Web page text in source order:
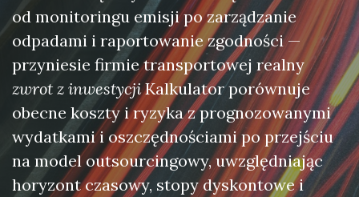
od monitoringu emisji po zarządzanie
odpadami i raportowanie zgodności —
przyniesie firmie transportowej realny
zwrot z inwestycjiKalkulator porównuje
obecne koszty i ryzyka z prognozowanymi
wydatkami i oszczędnościami po przejściu
na model outsourcingowy, uwzględniając
horyzont czasowy, stopy dyskontowe i